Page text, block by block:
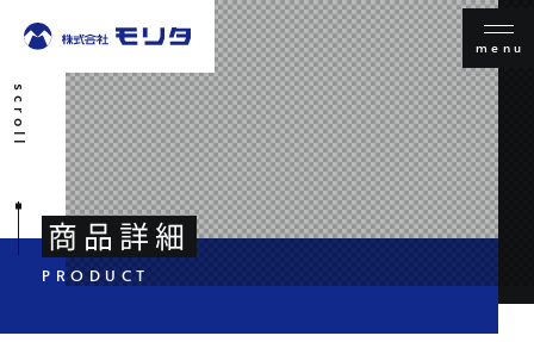
scroll
menu
商品詳細